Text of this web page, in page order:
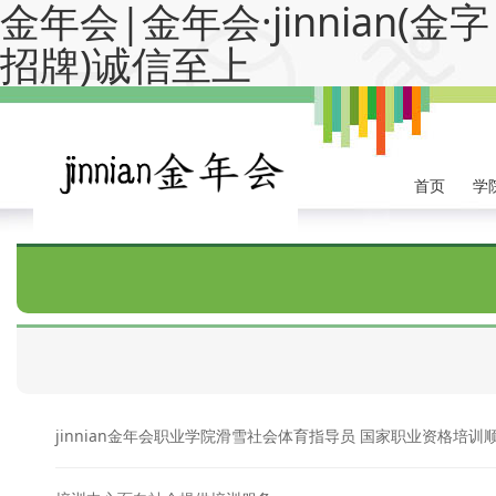
金年会|金年会·jinnian(金字
招牌)诚信至上
首页 学
jinnian金年会职业学院滑雪社会体育指导员 国家职业资格培训